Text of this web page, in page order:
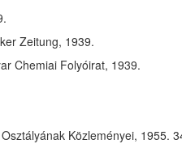
Zeitung, 1939.
Chemiai Folyóirat, 1939.
Közleményei, 1955.